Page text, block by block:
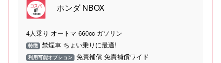
ホンダ NBOX
4人乗り オートマ 660cc ガソリン
特徴 禁煙車 ちょい乗りに最適!
利用可能オプション 免責補償 免責補償ワイド